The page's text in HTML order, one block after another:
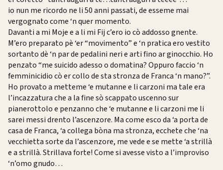
io nun me ricordo ne li 50 anni passati, de esseme mai
vergognato come ‘n quer momento.
Davanti a mi Moje e a li mi Fij c’ero io cò addosso gnente.
M’ero preparato pè ‘er “movimento” e ‘n pratica ero vestito
sortanto dè ‘n par de pedalini neri e arti fino ar ginocchio. Ho
penzato “me suicido adesso o domatina? Oppuro faccio ‘n
femminicidio cò er collo de sta stronza de Franca ‘n mano?”.
Ho provato a metteme ‘e mutanne e li carzoni ma tale era
l’incazzatura che a la fine sò scappato uscenno sur
pianerottolo e penzanno che ‘e mutanne e li carzoni me li
sarei messi drento l’ascenzore. Ma come esco da ‘a porta de
casa de Franca, ‘a collega bòna ma stronza, ecchete che ‘na
vecchietta sorte da l’ascenzore, me vede e se mette ‘a strillà
e a strillà. Strillava forte! Come si avesse visto a l’improviso
‘n’omo gnudo…